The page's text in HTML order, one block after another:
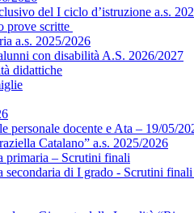
del I ciclo d’istruzione a.s.
prove scritte
a.s. 2025/2026
con disabilità A.S. 2026/2027
didattiche
personale docente e Ata – 19/05/
Catalano” a.s. 2025/2026
primaria – Scrutini finali
secondaria di I grado - Scrutini finali